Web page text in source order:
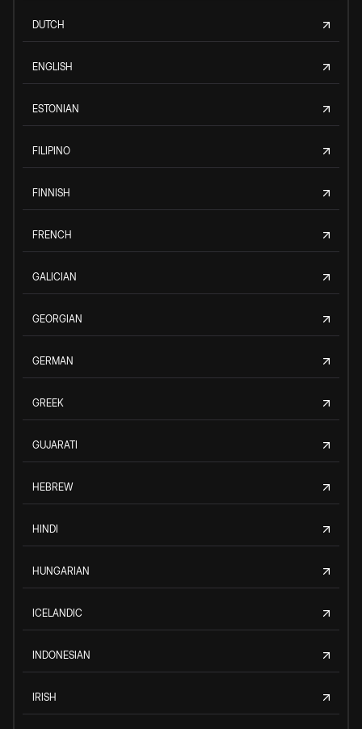
DUTCH
ENGLISH
ESTONIAN
FILIPINO
FINNISH
FRENCH
GALICIAN
GEORGIAN
GERMAN
GREEK
GUJARATI
HEBREW
HINDI
HUNGARIAN
ICELANDIC
INDONESIAN
IRISH